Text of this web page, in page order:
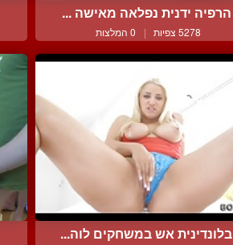
הרפיה ידנית נפלאה מאישה ...
5278 צפיות | 0 המלצות
בלונדינית אש במשחקים לוה...